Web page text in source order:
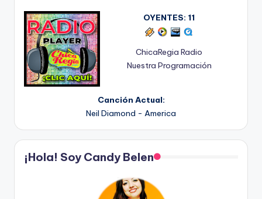
OYENTES: 11
ChicaRegia Radio
Nuestra Programación
Canción Actual:
Neil Diamond - America
¡Hola! Soy Candy Belen